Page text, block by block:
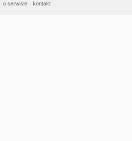
o serwisie | kontakt